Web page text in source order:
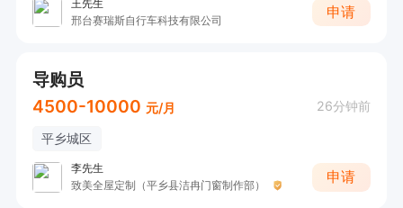
王先生
邢台赛瑞斯自行车科技有限公司
申请
导购员
4500-10000 元/月 26分钟前
平乡城区
李先生
致美全屋定制（平乡县洁冉门窗制作部）
申请